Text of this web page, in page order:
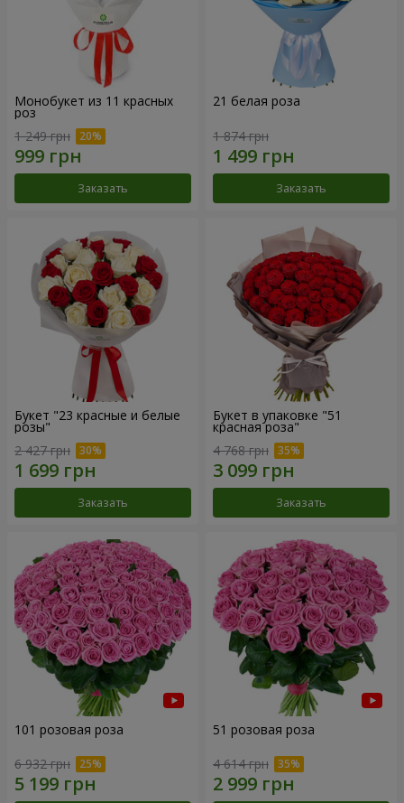
Монобукет из 11 красных
роз
1 249 грн
Заказать
21 белая роза
1 874 грн
Заказать
Букет "23 красные и белые
розы"
2 427 грн
Заказать
Букет в упаковке "51
красная роза"
4 768 грн
Заказать
101 розовая роза
6 932 грн
51 розовая роза
4 614 грн